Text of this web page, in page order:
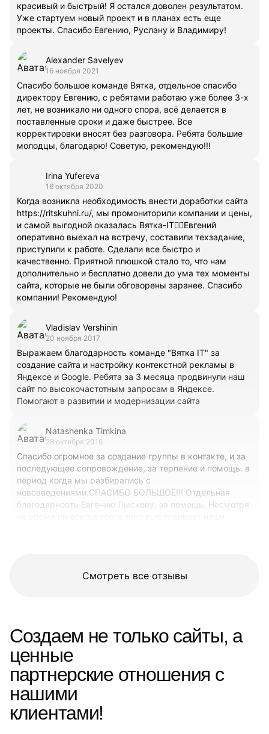
красивый и быстрый! Я остался доволен результатом.
Уже стартуем новый проект и в планах есть еще
проекты. Спасибо Евгению, Руслану и Владимиру!
Alexander Savelyev
16 ноября 2021
Спасибо большое команде Вятка, отдельное спасибо
директору Евгению, с ребятами работаю уже более 3-х
лет, не возникало ни одного спора, всё делается в
поставленные сроки и даже быстрее. Все
корректировки вносят без разговора. Ребята большие
молодцы, благодарю! Советую, рекомендую!!!
Irina Yufereva
16 октября 2020
Когда возникла необходимость внести доработки сайта
https://ritskuhni.ru/, мы промониторили компании и цены,
и самой выгодной оказалась Вятка-IT👍🏻Евгений
оперативно выехал на встречу, составили техзадание,
приступили к работе. Сделали все быстро и
качественно. Приятной плюшкой стало то, что нам
дополнительно и бесплатно довели до ума тех моменты
сайта, которые не были обговорены заранее. Спасибо
компании! Рекомендую!
Vladislav Vershinin
20 ноября 2017
Выражаем благодарность команде "Вятка IT" за
создание сайта и настройку контекстной рекламы в
Яндексе и Google. Ребята за 3 месяца продвинули наш
сайт по высокочастотным запросам в Яндексе.
Помогают в развитии и модернизации сайта
Natashenka Timkina
28 октября 2016
Спасибо огромное за создание группы в контакте, и за
последующее сопровождение, за терпение и помощь. в
период когда мы разбирались с
нововведениями.СПАСИБО БОЛЬШОЕ!!! Отдельная
благодарность Евгению Лыскову, за помощь. Несмотря
Смотреть все отзывы
Создаем не только сайты, а
ценные
партнерские отношения с
нашими
клиентами!